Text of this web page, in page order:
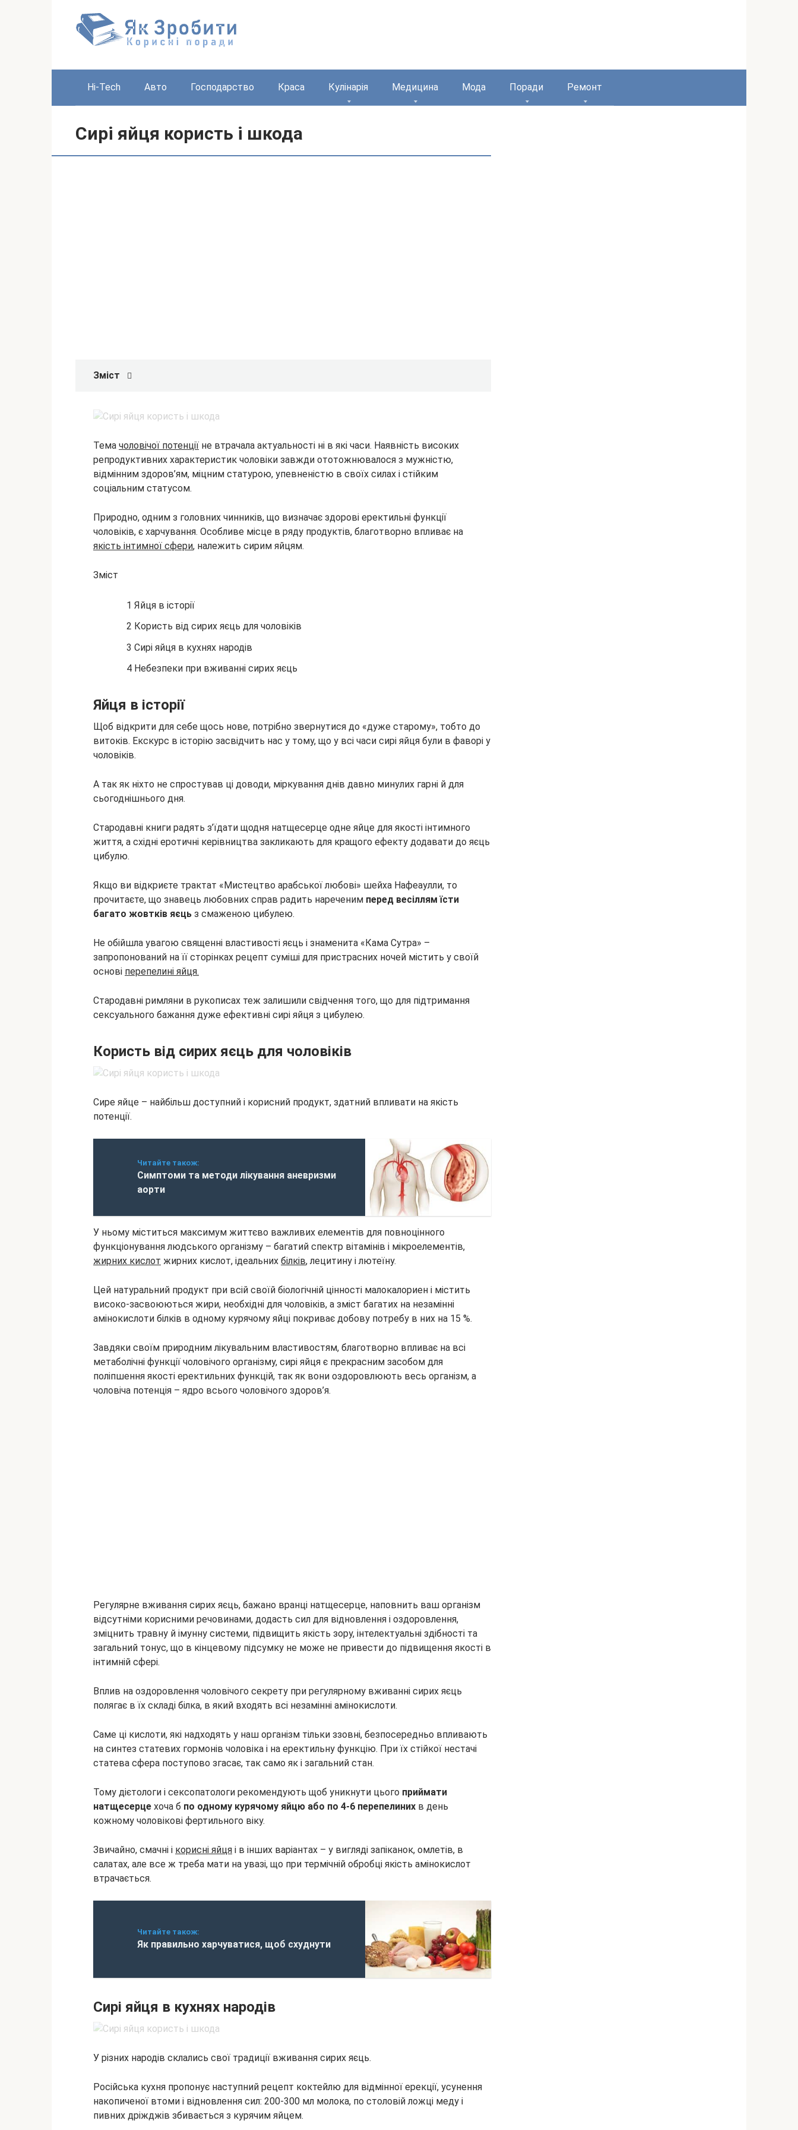
Hi-Tech Авто Господарство Краса Кулінарія Медицина Мода Поради Ремонт
Сирі яйця користь і шкода
Зміст
Тема чоловічої потенції не втрачала актуальності ні в які часи. Наявність високих
репродуктивних характеристик чоловіки завжди ототожнювалося з мужністю,
відмінним здоров’ям, міцним статурою, упевненістю в своїх силах і стійким
соціальним статусом.
Природно, одним з головних чинників, що визначає здорові еректильні функції
чоловіків, є харчування. Особливе місце в ряду продуктів, благотворно впливає на
якість інтимної сфери, належить сирим яйцям.
Зміст
1 Яйця в історії
2 Користь від сирих яєць для чоловіків
3 Сирі яйця в кухнях народів
4 Небезпеки при вживанні сирих яєць
Яйця в історії
Щоб відкрити для себе щось нове, потрібно звернутися до «дуже старому», тобто до
витоків. Екскурс в історію засвідчить нас у тому, що у всі часи сирі яйця були в фаворі у
чоловіків.
А так як ніхто не спростував ці доводи, міркування днів давно минулих гарні й для
сьогоднішнього дня.
Стародавні книги радять з’їдати щодня натщесерце одне яйце для якості інтимного
життя, а східні еротичні керівництва закликають для кращого ефекту додавати до яєць
цибулю.
Якщо ви відкриєте трактат «Мистецтво арабської любові» шейха Нафеаулли, то
прочитаєте, що знавець любовних справ радить нареченим перед весіллям їсти
багато жовтків яєць з смаженою цибулею.
Не обійшла увагою священні властивості яєць і знаменита «Кама Сутра» –
запропонований на її сторінках рецепт суміші для пристрасних ночей містить у своїй
основі перепелині яйця.
Стародавні римляни в рукописах теж залишили свідчення того, що для підтримання
сексуального бажання дуже ефективні сирі яйця з цибулею.
Користь від сирих яєць для чоловіків
Сире яйце – найбільш доступний і корисний продукт, здатний впливати на якість
потенції.
Читайте також:
Симптоми та методи лікування аневризми
аорти
У ньому міститься максимум життєво важливих елементів для повноцінного
функціонування людського організму – багатий спектр вітамінів і мікроелементів,
жирних кислот жирних кислот, ідеальних білків, лецитину і лютеїну.
Цей натуральний продукт при всій своїй біологічній цінності малокалориен і містить
високо-засвоюються жири, необхідні для чоловіків, а зміст багатих на незамінні
амінокислоти білків в одному курячому яйці покриває добову потребу в них на 15 %.
Завдяки своїм природним лікувальним властивостям, благотворно впливає на всі
метаболічні функції чоловічого організму, сирі яйця є прекрасним засобом для
поліпшення якості еректильних функцій, так як вони оздоровлюють весь організм, а
чоловіча потенція – ядро всього чоловічого здоров’я.
Регулярне вживання сирих яєць, бажано вранці натщесерце, наповнить ваш організм
відсутніми корисними речовинами, додасть сил для відновлення і оздоровлення,
зміцнить травну й імунну системи, підвищить якість зору, інтелектуальні здібності та
загальний тонус, що в кінцевому підсумку не може не привести до підвищення якості в
інтимній сфері.
Вплив на оздоровлення чоловічого секрету при регулярному вживанні сирих яєць
полягає в їх складі білка, в який входять всі незамінні амінокислоти.
Саме ці кислоти, які надходять у наш організм тільки ззовні, безпосередньо впливають
на синтез статевих гормонів чоловіка і на еректильну функцію. При їх стійкої нестачі
статева сфера поступово згасає, так само як і загальний стан.
Тому дієтологи і сексопатологи рекомендують щоб уникнути цього приймати
натщесерце хоча б по одному курячому яйцю або по 4-6 перепелиних в день
кожному чоловікові фертильного віку.
Звичайно, смачні і корисні яйця і в інших варіантах – у вигляді запіканок, омлетів, в
салатах, але все ж треба мати на увазі, що при термічній обробці якість амінокислот
втрачається.
Читайте також:
Як правильно харчуватися, щоб схуднути
Сирі яйця в кухнях народів
У різних народів склались свої традиції вживання сирих яєць.
Російська кухня пропонує наступний рецепт коктейлю для відмінної ерекції, усунення
накопиченої втоми і відновлення сил: 200-300 мл молока, по столовій ложці меду і
пивних дріжджів збивається з курячим яйцем.